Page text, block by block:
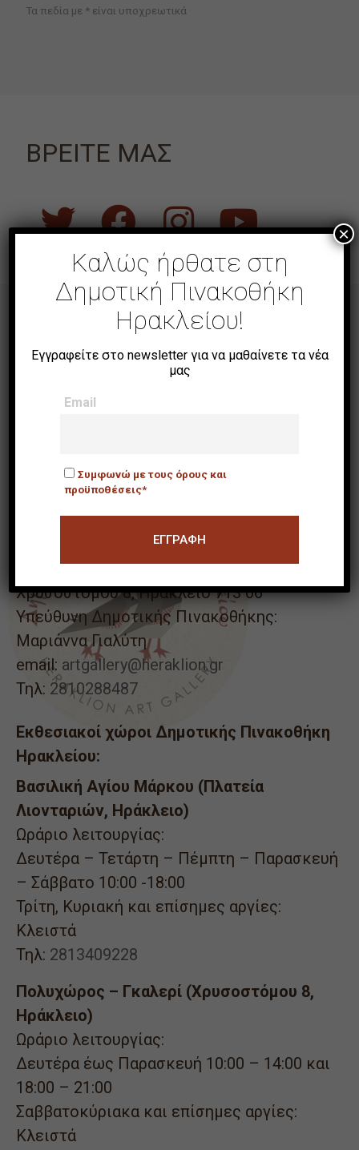
Τα πεδία με * είναι υποχρεωτικά
ΒΡΕΙΤΕ ΜΑΣ
Η ΠΙΝΑΚΟΘΗΚΗ
ΑΙΤΉΜΑΤΑ
Δημοτική Πινακοθήκη Ηρακλείου (γραφεία)
Χρυσοστόμου 8, Ηράκλειο 713 06
Υπεύθυνη Δημοτικής Πινακοθήκης:
Μαριάννα Γιαλύτη
email: artgallery@heraklion.gr
Τηλ: 2810288487
Εκθεσιακοί χώροι Δημοτικής Πινακοθήκη
Ηρακλείου:
Βασιλική Αγίου Μάρκου (Πλατεία
Λιονταριών, Ηράκλειο)
Ωράριο λειτουργίας:
Δευτέρα – Τετάρτη – Πέμπτη – Παρασκευή
– Σάββατο 10:00 -18:00
Τρίτη, Κυριακή και επίσημες αργίες:
Κλειστά
Τηλ: 2813409228
Πολυχώρος – Γκαλερί (Χρυσοστόμου 8,
Ηράκλειο)
Ωράριο λειτουργίας:
Δευτέρα έως Παρασκευή 10:00 – 14:00 και
18:00 – 21:00
Σαββατοκύριακα και επίσημες αργίες:
Κλειστά
Καλώς ήρθατε στη
Δημοτική Πινακοθήκη
Ηρακλείου!
Εγγραφείτε στο newsletter για να μαθαίνετε τα νέα
μας
Email
Συμφωνώ με τους όρους και
προϋποθέσεις*
×